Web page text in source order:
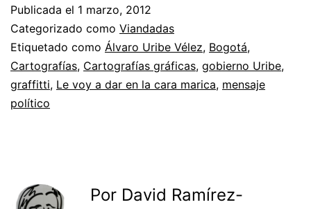
Publicada el 1 marzo, 2012
Categorizado como Viandadas
Etiquetado como Álvaro Uribe Vélez, Bogotá,
Cartografías, Cartografías gráficas, gobierno Uribe,
graffitti, Le voy a dar en la cara marica, mensaje
político
Por David Ramírez-